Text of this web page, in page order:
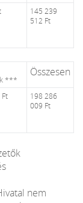
145 239
512 Ft
***
Összesen
198 286
009 Ft
nem